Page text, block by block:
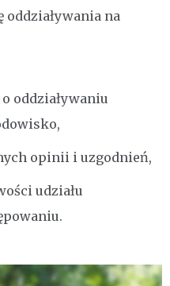
oddziaływania na
oddziaływaniu
opinii i uzgodnień,
udziału